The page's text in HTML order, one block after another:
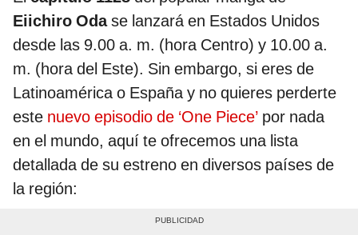
Eiichiro Odase lanzará en Estados Unidos
desde las 9.00 a. m. (hora Centro) y 10.00 a.
m. (hora del Este). Sin embargo, si eres de
Latinoamérica o España y no quieres perderte
este nuevo episodio de ‘One Piece’ por nada
en el mundo, aquí te ofrecemos una lista
detallada de su estreno en diversos países de
la región: